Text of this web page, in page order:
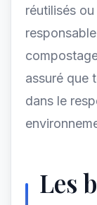
réutilisés
assuré que
dans le
Les